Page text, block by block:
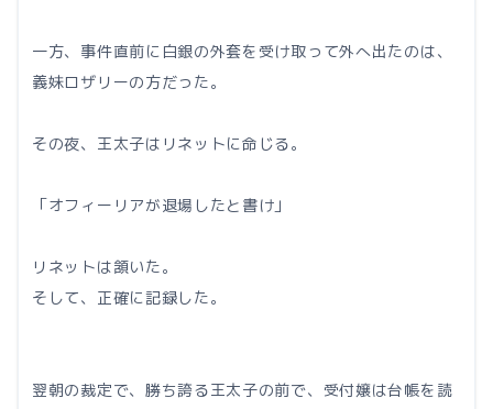
一方、事件直前に白銀の外套を受け取って外へ出たのは、
義妹ロザリーの方だった。
その夜、王太子はリネットに命じる。
「オフィーリアが退場したと書け」
リネットは頷いた。
そして、正確に記録した。
翌朝の裁定で、勝ち誇る王太子の前で、受付嬢は台帳を読